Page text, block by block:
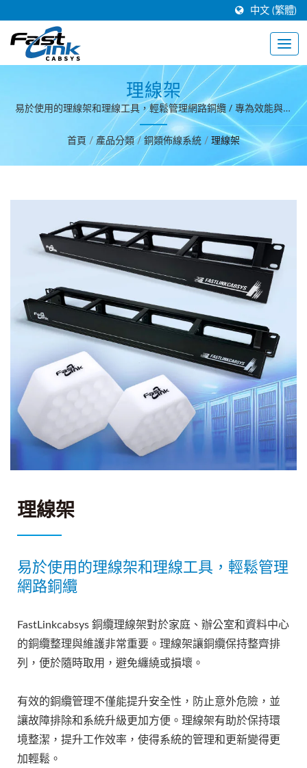
中文 (繁體)
理線架
易於使用的理線架和理線工具，輕鬆管理網路銅纜 / 專為效能與可
靠性打造的高階佈線系統。
首頁 / 產品分類 / 銅類佈線系統 / 理線架
理線架
易於使用的理線架和理線工具，輕鬆管理
網路銅纜
FastLinkcabsys 銅纜理線架對於家庭、辦公室和資料中心
的銅纜整理與維護非常重要。理線架讓銅纜保持整齊排
列，便於隨時取用，避免纏繞或損壞。
有效的銅纜管理不僅能提升安全性，防止意外危險，並
讓故障排除和系統升級更加方便。理線架有助於保持環
境整潔，提升工作效率，使得系統的管理和更新變得更
加輕鬆。